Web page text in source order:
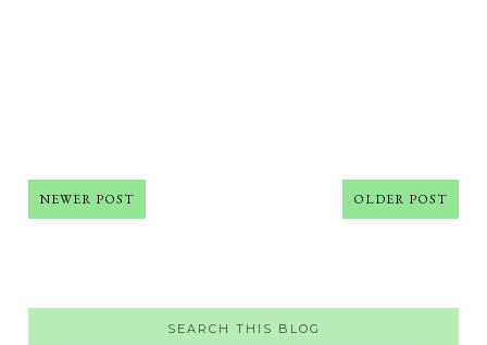
NEWER POST OLDER POST
SEARCH THIS BLOG